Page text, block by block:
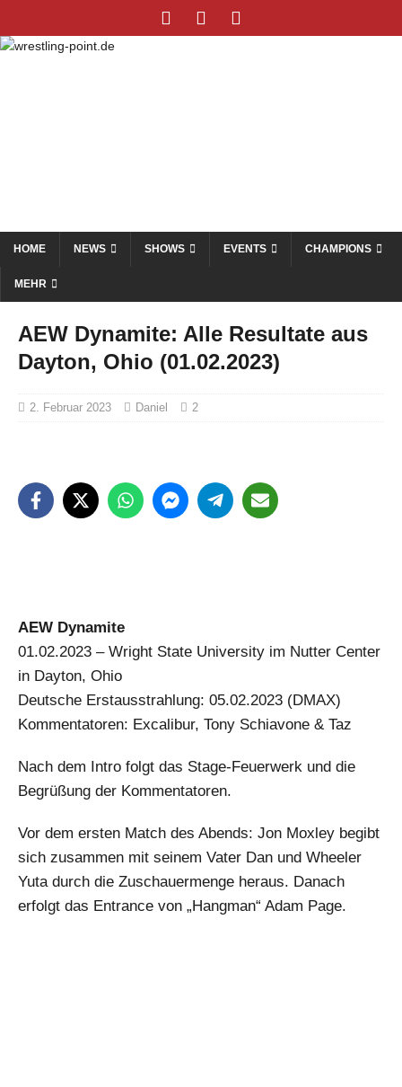
HOME NEWS SHOWS EVENTS CHAMPIONS
MEHR
AEW Dynamite: Alle Resultate aus
Dayton, Ohio (01.02.2023)
2. Februar 2023 Daniel 2
AEW Dynamite
01.02.2023 – Wright State University im Nutter Center
in Dayton, Ohio
Deutsche Erstausstrahlung: 05.02.2023 (DMAX)
Kommentatoren: Excalibur, Tony Schiavone & Taz
Nach dem Intro folgt das Stage-Feuerwerk und die
Begrüßung der Kommentatoren.
Vor dem ersten Match des Abends: Jon Moxley begibt
sich zusammen mit seinem Vater Dan und Wheeler
Yuta durch die Zuschauermenge heraus. Danach
erfolgt das Entrance von „Hangman“ Adam Page.